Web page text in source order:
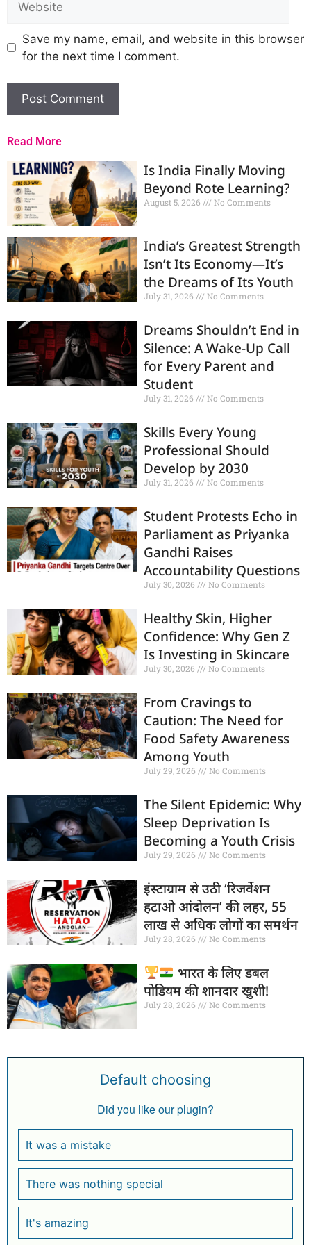
Save my name, email, and website in this browser
for the next time I comment.
Read More
Is India Finally Moving
Beyond Rote Learning?
August 5, 2026 No Comments
India’s Greatest Strength
Isn’t Its Economy—It’s
the Dreams of Its Youth
July 31, 2026 No Comments
Dreams Shouldn’t End in
Silence: A Wake-Up Call
for Every Parent and
Student
July 31, 2026 No Comments
Skills Every Young
Professional Should
Develop by 2030
July 31, 2026 No Comments
Student Protests Echo in
Parliament as Priyanka
Gandhi Raises
Accountability Questions
July 30, 2026 No Comments
Healthy Skin, Higher
Confidence: Why Gen Z
Is Investing in Skincare
July 30, 2026 No Comments
From Cravings to
Caution: The Need for
Food Safety Awareness
Among Youth
July 29, 2026 No Comments
The Silent Epidemic: Why
Sleep Deprivation Is
Becoming a Youth Crisis
July 29, 2026 No Comments
इंस्टाग्राम से उठी ‘रिजर्वेशन
हटाओ आंदोलन’ की लहर, 55
लाख से अधिक लोगों का समर्थन
July 28, 2026 No Comments
भारत के लिए डबल
पोडियम की शानदार खुशी!
July 28, 2026 No Comments
Default choosing
Did you like our plugin?
It was a mistake
There was nothing special
It's amazing